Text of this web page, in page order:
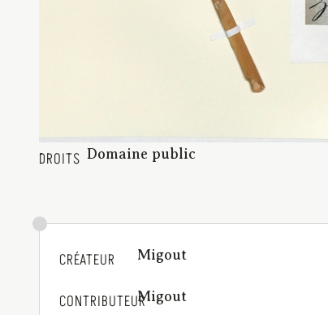
DROITS Domaine public
CRÉATEUR Migout
CONTRIBUTEURMigout